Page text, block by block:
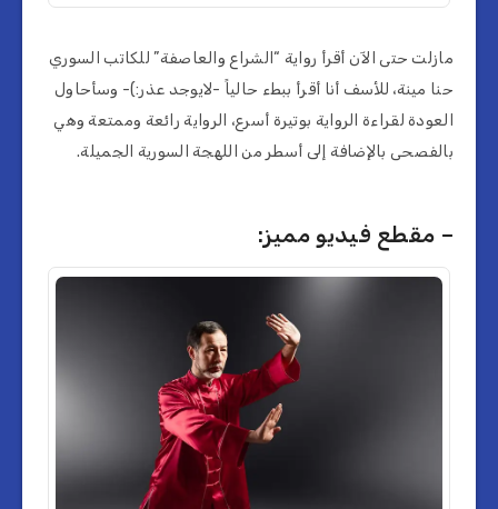
مازلت حتى الآن أقرأ رواية “الشراع والعاصفة” للكاتب السوري
حنا مينة، للأسف أنا أقرأ ببطء حالياً -لايوجد عذر:)- وسأحاول
العودة لقراءة الرواية بوتيرة أسرع، الرواية رائعة وممتعة وهي
بالفصحى بالإضافة إلى أسطر من اللهجة السورية الجميلة.
– مقطع فيديو مميز: